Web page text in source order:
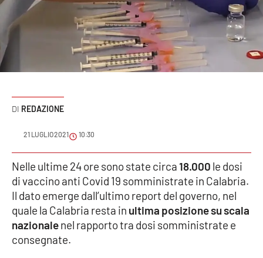
Sanità
Cultura
Podcast
Meteo
Editoriali
VIDEO
Ambiente
REDAZIONE
21 LUGLIO 2021 10:30
Nelle ultime 24 ore sono state circa18.000 le dosi
di vaccino anti Covid 19 somministrate in Calabria.
Il dato emerge dall’ultimo report del governo, nel
quale la Calabria resta in ultima posizione su scala
nazionalenel rapporto tra dosi somministrate e
consegnate.